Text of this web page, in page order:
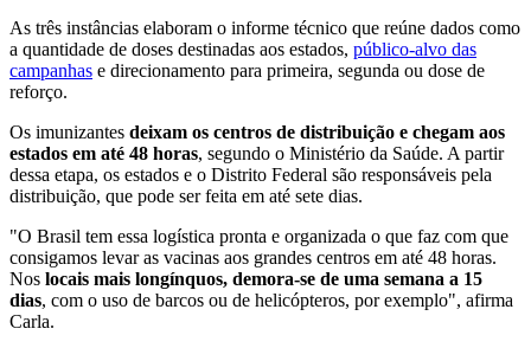
As três instâncias elaboram o informe técnico que reúne dados como
a quantidade de doses destinadas aos estados, público-alvo das
campanhas e direcionamento para primeira, segunda ou dose de
reforço.
Os imunizantes deixam os centros de distribuição e chegam aos
estados em até 48 horas, segundo o Ministério da Saúde. A partir
dessa etapa, os estados e o Distrito Federal são responsáveis pela
distribuição, que pode ser feita em até sete dias.
"O Brasil tem essa logística pronta e organizada o que faz com que
consigamos levar as vacinas aos grandes centros em até 48 horas.
Nos locais mais longínquos, demora-se de uma semana a 15
dias, com o uso de barcos ou de helicópteros, por exemplo", afirma
Carla.